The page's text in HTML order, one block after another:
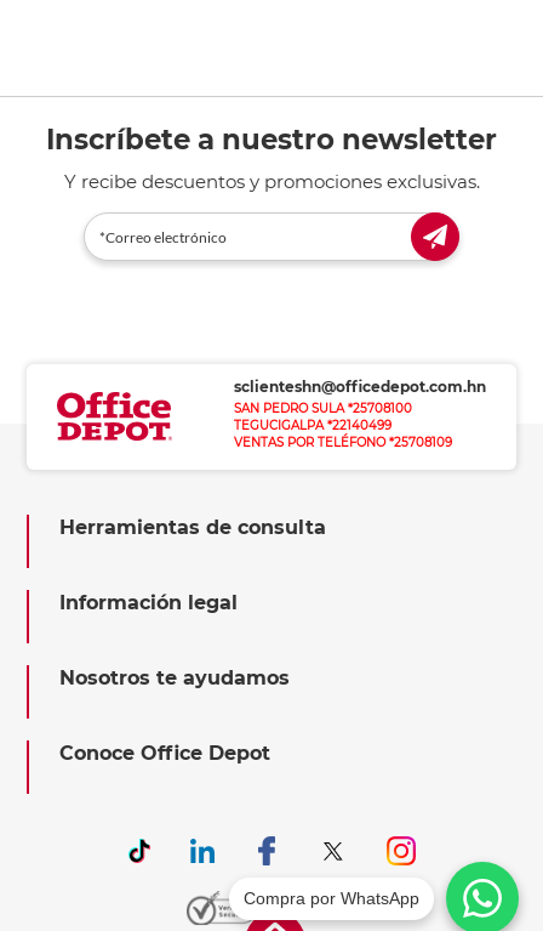
Inscríbete a nuestro newsletter
Y recibe descuentos y promociones exclusivas.
sclienteshn@officedepot.com.hn
SAN PEDRO SULA *25708100
TEGUCIGALPA *22140499
VENTAS POR TELÉFONO *25708109
Herramientas de consulta
Información legal
Nosotros te ayudamos
Conoce Office Depot
Compra por WhatsApp